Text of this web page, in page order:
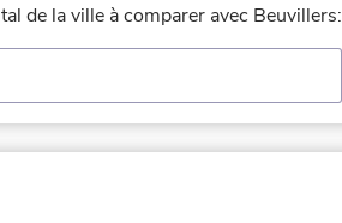
de la ville à comparer avec Beuvillers: